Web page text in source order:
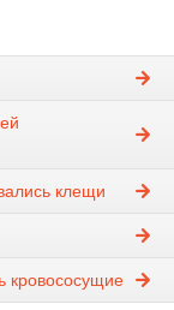
клещи
кровососущие